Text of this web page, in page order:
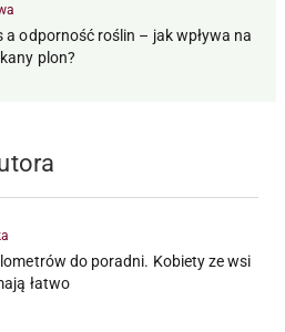
a odporność roślin – jak wpływa na
plon?
do poradni. Kobiety ze wsi
łatwo